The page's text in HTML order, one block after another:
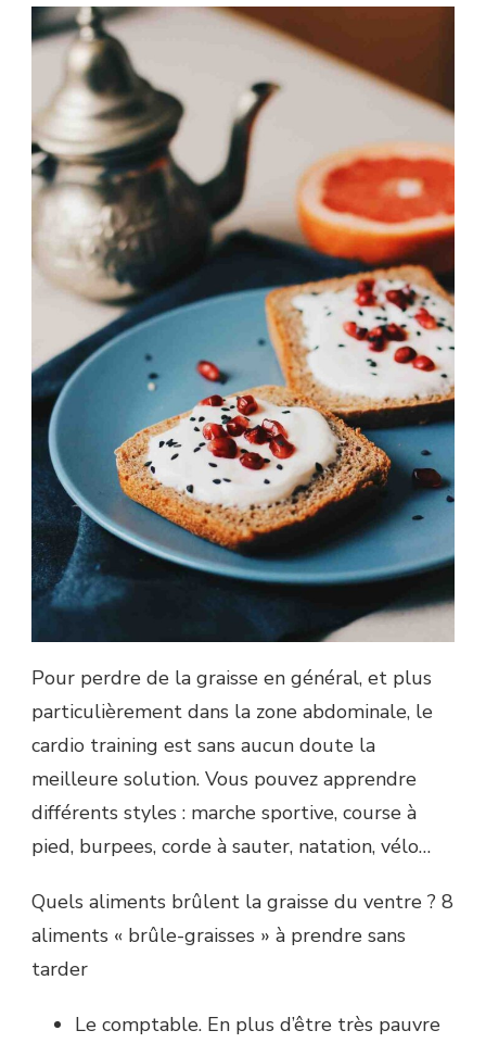
Pour perdre de la graisse en général, et plus
particulièrement dans la zone abdominale, le
cardio training est sans aucun doute la
meilleure solution. Vous pouvez apprendre
différents styles : marche sportive, course à
pied, burpees, corde à sauter, natation, vélo…
Quels aliments brûlent la graisse du ventre ? 8
aliments « brûle-graisses » à prendre sans
tarder
Le comptable. En plus d’être très pauvre